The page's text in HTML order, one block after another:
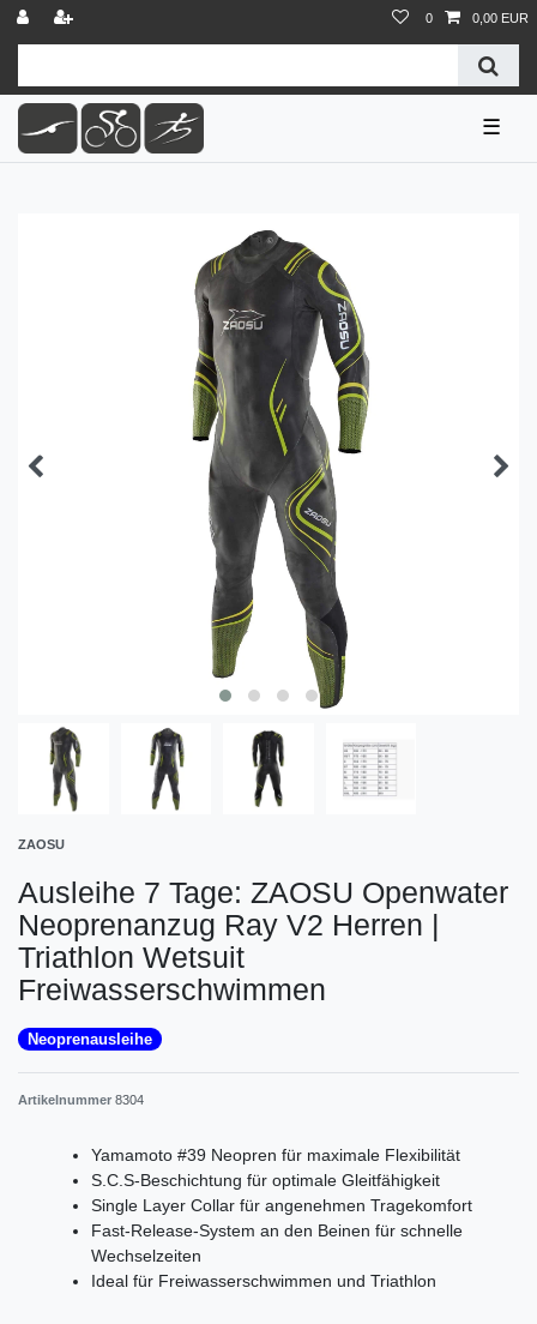
0 0,00 EUR
☰
ZAOSU
Ausleihe 7 Tage: ZAOSU Openwater
Neoprenanzug Ray V2 Herren |
Triathlon Wetsuit
Freiwasserschwimmen
Neoprenausleihe
Artikelnummer 8304
Yamamoto #39 Neopren für maximale Flexibilität
S.C.S-Beschichtung für optimale Gleitfähigkeit
Single Layer Collar für angenehmen Tragekomfort
Fast-Release-System an den Beinen für schnelle
Wechselzeiten
Ideal für Freiwasserschwimmen und Triathlon